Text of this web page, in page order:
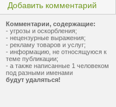
Добавить комментарий
Комментарии, содержащие:
- угрозы и оскорбления;
- нецензурные выражения;
- рекламу товаров и услуг;
- информацию, не относящуюся к
теме публикации;
- а также написанные 1 человеком
под разными именами
будут удаляться!